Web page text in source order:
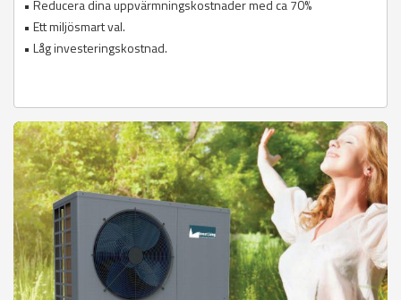
• Reducera dina uppvärmningskostnader med ca 70%
• Ett miljösmart val.
• Låg investeringskostnad.